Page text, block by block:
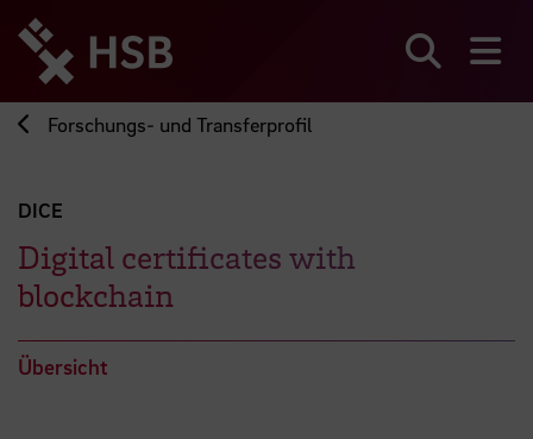
zum
Seiteninhalt
springen
Forschungs- und Transferprofil
DICE
Digital certificates with
blockchain
Übersicht